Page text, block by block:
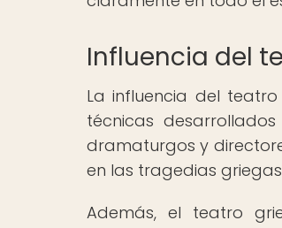
Influencia del
La influencia del
técnicas
dramaturgos y
en las tragedias
Además, el teatro